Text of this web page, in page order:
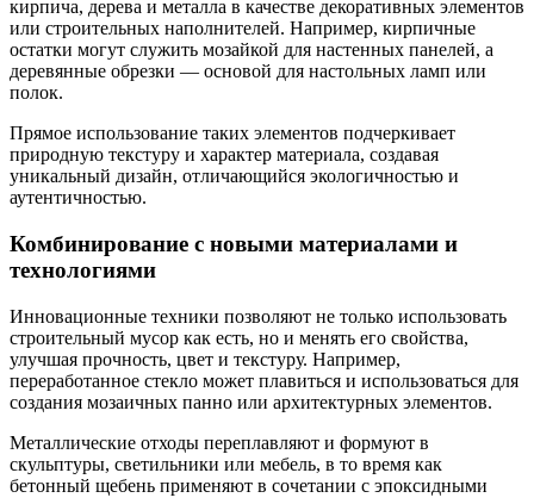
кирпича, дерева и металла в качестве декоративных элементов
или строительных наполнителей. Например, кирпичные
остатки могут служить мозайкой для настенных панелей, а
деревянные обрезки — основой для настольных ламп или
полок.
Прямое использование таких элементов подчеркивает
природную текстуру и характер материала, создавая
уникальный дизайн, отличающийся экологичностью и
аутентичностью.
Комбинирование с новыми материалами и
технологиями
Инновационные техники позволяют не только использовать
строительный мусор как есть, но и менять его свойства,
улучшая прочность, цвет и текстуру. Например,
переработанное стекло может плавиться и использоваться для
создания мозаичных панно или архитектурных элементов.
Металлические отходы переплавляют и формуют в
скульптуры, светильники или мебель, в то время как
бетонный щебень применяют в сочетании с эпоксидными